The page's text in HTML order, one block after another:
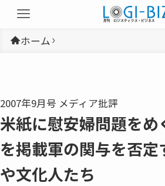
ホーム
2007年9月号 メディア批評
米紙に慰安婦問題をめ
を掲載軍の関与を否定
や文化人たち